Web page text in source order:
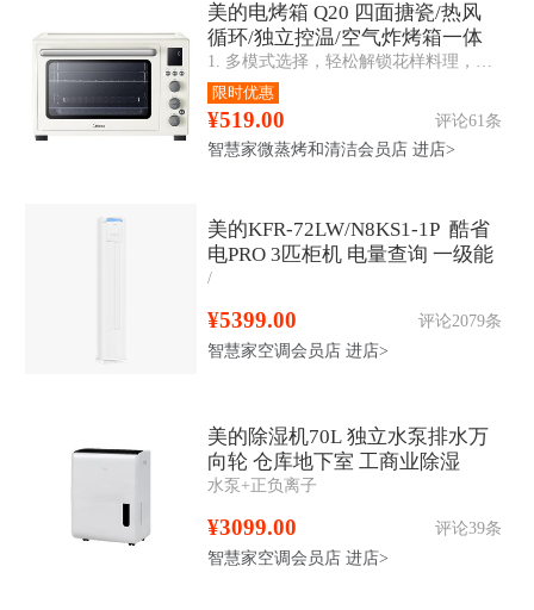
美的电烤箱 Q20 四面搪瓷/热风
循环/独立控温/空气炸烤箱一体
PT4012W二代
1. 多模式选择，轻松解锁花样料理，烧烤、烘焙、空气炸、旋转烤、发酵、热风；2. 行业领先PID2.0算法，精准控温±5℃；3. 立体热风烘烤，受热更均匀；
限时优惠
¥519.00
评论61条
智慧家微蒸烤和清洁会员店 进店>
美的KFR-72LW/N8KS1-1P 酷省
电PRO 3匹柜机 电量查询 一级能
效
/
¥5399.00
评论2079条
智慧家空调会员店 进店>
美的除湿机70L 独立水泵排水万
向轮 仓库地下室 工商业除湿
器 CF70BD/N8-DL1
水泵+正负离子
¥3099.00
评论39条
智慧家空调会员店 进店>